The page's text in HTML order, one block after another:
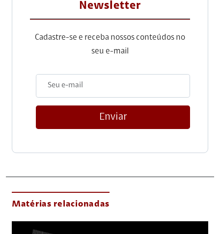
Newsletter
Cadastre-se e receba nossos conteúdos no
seu e-mail
Enviar
Matérias relacionadas